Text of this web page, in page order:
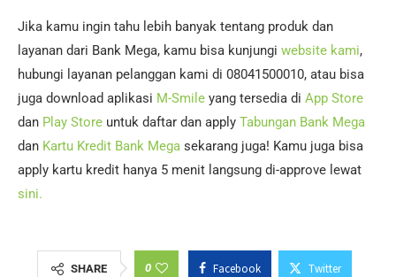
Jika kamu ingin tahu lebih banyak tentang produk dan
layanan dari Bank Mega, kamu bisa kunjungi website kami,
hubungi layanan pelanggan kami di 08041500010, atau bisa
juga download aplikasi M-Smile yang tersedia di App Store
dan Play Store untuk daftar dan apply Tabungan Bank Mega
dan Kartu Kredit Bank Mega sekarang juga! Kamu juga bisa
apply kartu kredit hanya 5 menit langsung di-approve lewat
sini.
SHARE 0 Facebook Twitter